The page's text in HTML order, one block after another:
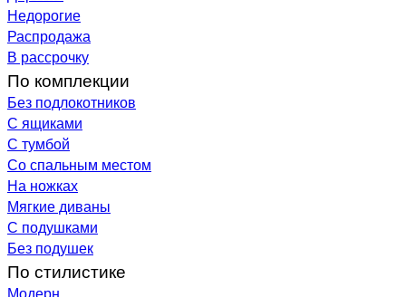
Недорогие
Распродажа
В рассрочку
По комплекции
Без подлокотников
С ящиками
С тумбой
Со спальным местом
На ножках
Мягкие диваны
С подушками
Без подушек
По стилистике